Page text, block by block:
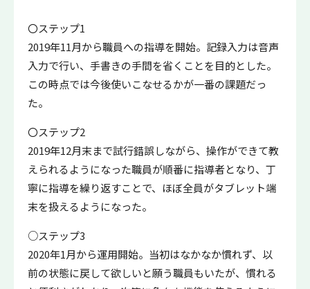
〇ステップ1
2019年11月から職員への指導を開始。記録入力は音声
入力で行い、手書きの手間を省くことを目的とした。
この時点では今後使いこなせるかが一番の課題だっ
た。
〇ステップ2
2019年12月末まで試行錯誤しながら、操作ができて教
えられるようになった職員が順番に指導者となり、丁
寧に指導を繰り返すことで、ほぼ全員がタブレット端
末を扱えるようになった。
○ステップ3
2020年1月から運用開始。当初はなかなか慣れず、以
前の状態に戻して欲しいと願う職員もいたが、慣れる